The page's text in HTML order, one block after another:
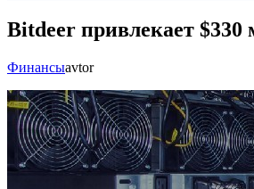
Bitdeer привлекает
Финансыavtor